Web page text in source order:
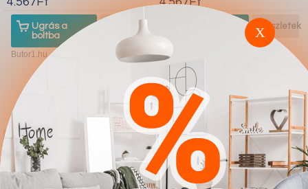
Ugrás a
boltba
Butor1.hu
Részletek
Butor1.hu
X